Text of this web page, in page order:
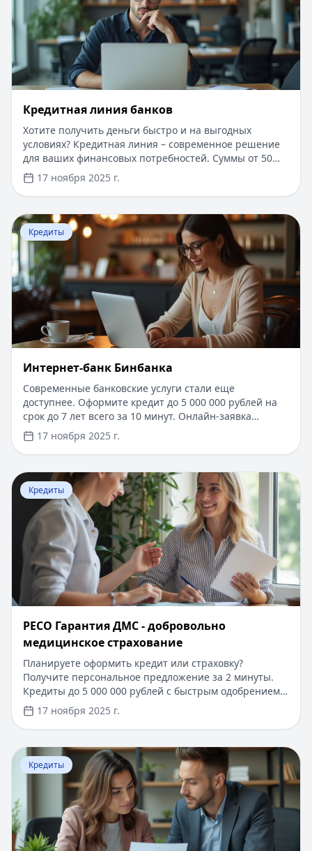
Кредитная линия банков
Хотите получить деньги быстро и на выгодных
условиях? Кредитная линия – современное решение
для ваших финансовых потребностей. Суммы от 50
000 до 30 000 000 рублей, сроком до 10 лет. Одобрение
за 1 день, минимальный пакет документов.
Возможность получения средств частями и оплаты
только за использованную сумму. Процентная ставка
от 10% годовых, для новых клиентов специальные
условия. Удобное управление через мобильное
приложение и онлайн-банкинг.
17 ноября 2025 г.
Перейти к статье:Интернет-банк Бинбанка
Кредиты
Интернет-банк Бинбанка
Современные банковские услуги стали еще
доступнее. Оформите кредит до 5 000 000 рублей на
срок до 7 лет всего за 10 минут. Онлайн-заявка
рассматривается моментально, нужен только
паспорт. Первые 14 дней - льготный период по
сниженной ставке. Получение средств на карту
любого банка в течение часа после одобрения.
Удобное управление кредитом через личный кабинет
с возможностью досрочного погашения без комиссий.
17 ноября 2025 г.
Перейти к статье:​РЕСО Гарантия ДМС - добровольно
Кредиты
​РЕСО Гарантия ДМС - добровольно
медицинское страхование
Планируете оформить кредит или страховку?
Получите персональное предложение за 2 минуты.
Кредиты до 5 000 000 рублей с быстрым одобрением
по паспорту. Первый займ под 0%, решение за 15
минут. На портале Кредитный Зай вы найдете
выгодные условия кредитования и страхования от
надежных компаний. Узнайте больше о программах
ДМС и других финансовых продуктах, подберите
оптимальное решение под ваши потребности.
17 ноября 2025 г.
Перейти к статье:Погашение ипотечного кредита в
Кредиты